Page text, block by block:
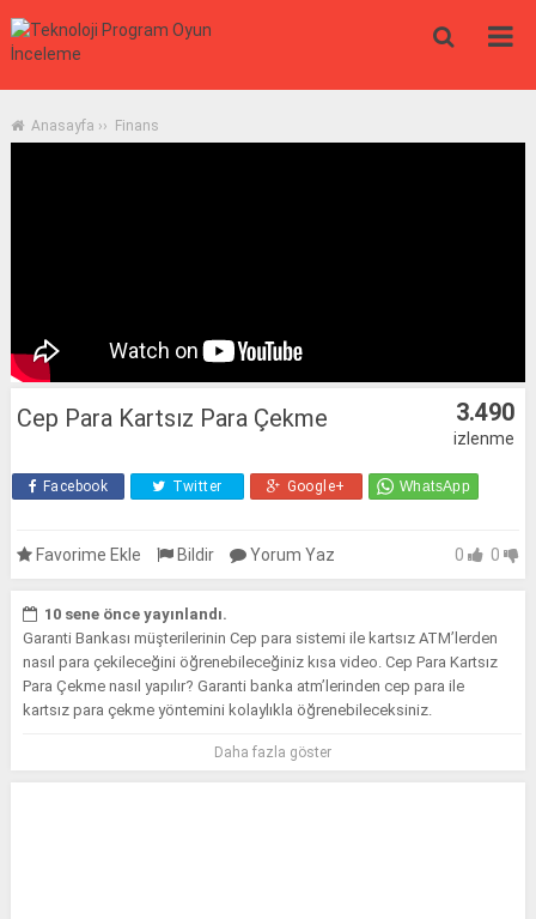
Anasayfa ›› Finans
Cep Para Kartsız Para Çekme 3.490
izlenme
Facebook Twitter Google+
Favorime Ekle Bildir Yorum Yaz 0 0
10 sene önce yayınlandı.
Garanti Bankası müşterilerinin Cep para sistemi ile kartsız ATM’lerden
nasıl para çekileceğini öğrenebileceğiniz kısa video. Cep Para Kartsız
Para Çekme nasıl yapılır? Garanti banka atm’lerinden cep para ile
kartsız para çekme yöntemini kolaylıkla öğrenebileceksiniz.
Daha fazla göster